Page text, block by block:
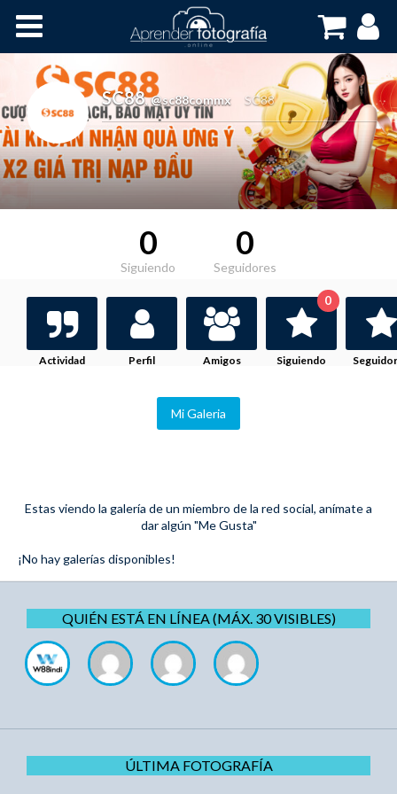
Cursos OnLine
SC88,@sc88commx SC88
0
Siguiendo
0
Seguidores
Actividad Perfil Amigos Siguiendo
0
Mi Galeria
Estas viendo la galería de un miembro de la red social, anímate a
dar algún "Me Gusta"
¡No hay galerías disponibles!
QUIÉN ESTÁ EN LÍNEA (MÁX. 30 VISIBLES)
ÚLTIMA FOTOGRAFÍA